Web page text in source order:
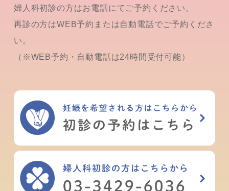
婦人科初診の方はお電話にてご予約ください。
再診の方はWEB予約または自動電話でご予約くださ
い。
（※WEB予約・自動電話は24時間受付可能）